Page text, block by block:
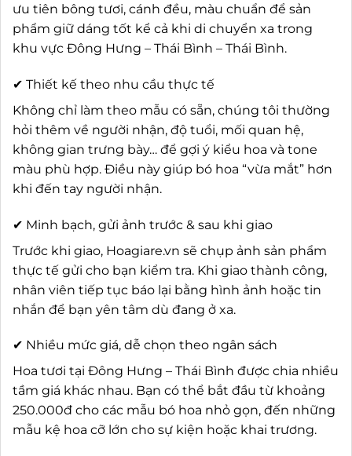
ưu tiên bông tươi, cánh đều, màu chuẩn để sản
phẩm giữ dáng tốt kể cả khi di chuyển xa trong
khu vực Đông Hưng – Thái Bình – Thái Bình.
✔ Thiết kế theo nhu cầu thực tế
Không chỉ làm theo mẫu có sẵn, chúng tôi thường
hỏi thêm về người nhận, độ tuổi, mối quan hệ,
không gian trưng bày… để gợi ý kiểu hoa và tone
màu phù hợp. Điều này giúp bó hoa “vừa mắt” hơn
khi đến tay người nhận.
✔ Minh bạch, gửi ảnh trước & sau khi giao
Trước khi giao, Hoagiare.vn sẽ chụp ảnh sản phẩm
thực tế gửi cho bạn kiểm tra. Khi giao thành công,
nhân viên tiếp tục báo lại bằng hình ảnh hoặc tin
nhắn để bạn yên tâm dù đang ở xa.
✔ Nhiều mức giá, dễ chọn theo ngân sách
Hoa tươi tại Đông Hưng – Thái Bình được chia nhiều
tầm giá khác nhau. Bạn có thể bắt đầu từ khoảng
250.000đ cho các mẫu bó hoa nhỏ gọn, đến những
mẫu kệ hoa cỡ lớn cho sự kiện hoặc khai trương.